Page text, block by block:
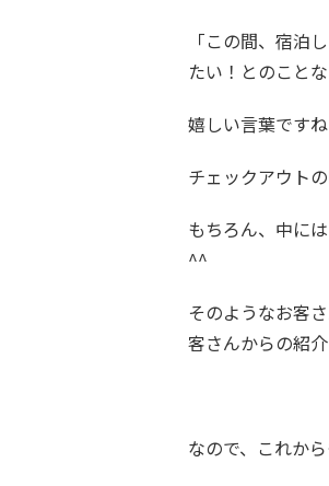
「この間、宿泊
たい！とのこと
嬉しい言葉ですね
チェックアウト
もちろん、中に
^^
そのようなお客
客さんからの紹
なので、これか